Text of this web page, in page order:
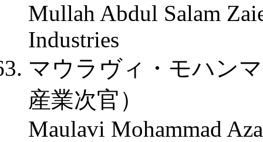
Mullah Abdul Salam
Industries
マウラヴィ・モハン
産業次官）
Maulavi Mohammad